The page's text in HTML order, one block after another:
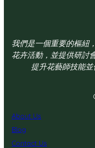
我們是一個重要的樞紐
花卉活動，並提供研討
提升花藝師技能並
About Us
Blog
Contact Us